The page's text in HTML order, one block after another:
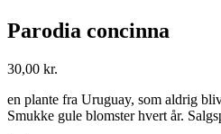
Parodia concinna
30,00 kr.
en plante fra Uruguay, som aldrig
Smukke gule blomster hvert år.